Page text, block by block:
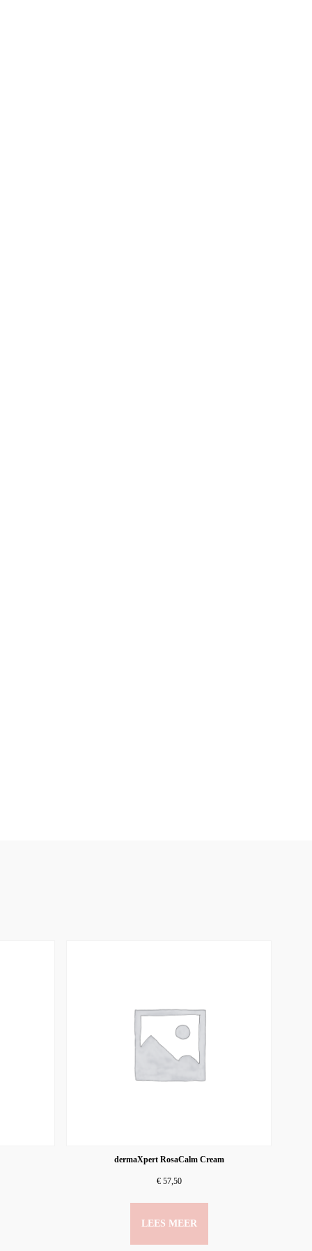
dermaXpert RosaCalm Cream
€57,50
LEES MEER